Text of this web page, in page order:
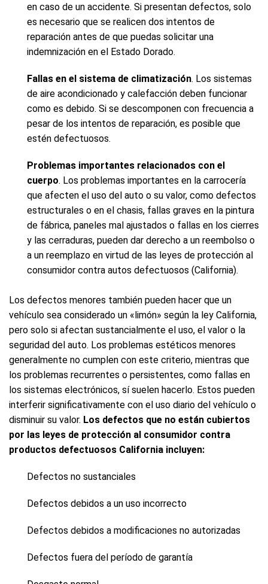
en caso de un accidente. Si presentan defectos, solo
es necesario que se realicen dos intentos de
reparación antes de que puedas solicitar una
indemnización en el Estado Dorado.
Fallas en el sistema de climatización. Los sistemas
de aire acondicionado y calefacción deben funcionar
como es debido. Si se descomponen con frecuencia a
pesar de los intentos de reparación, es posible que
estén defectuosos.
Problemas importantes relacionados con el
cuerpo. Los problemas importantes en la carrocería
que afecten el uso del auto o su valor, como defectos
estructurales o en el chasis, fallas graves en la pintura
de fábrica, paneles mal ajustados o fallas en los cierres
y las cerraduras, pueden dar derecho a un reembolso o
a un reemplazo en virtud de las leyes de protección al
consumidor contra autos defectuosos (California).
Los defectos menores también pueden hacer que un
vehículo sea considerado un «limón» según la ley California,
pero solo si afectan sustancialmente el uso, el valor o la
seguridad del auto. Los problemas estéticos menores
generalmente no cumplen con este criterio, mientras que
los problemas recurrentes o persistentes, como fallas en
los sistemas electrónicos, sí suelen hacerlo. Estos pueden
interferir significativamente con el uso diario del vehículo o
disminuir su valor. Los defectos que no están cubiertos
por las leyes de protección al consumidor contra
productos defectuosos California incluyen:
Defectos no sustanciales
Defectos debidos a un uso incorrecto
Defectos debidos a modificaciones no autorizadas
Defectos fuera del período de garantía